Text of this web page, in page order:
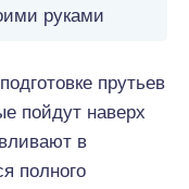
руками
прутьев
пойдут наверх
в
полного